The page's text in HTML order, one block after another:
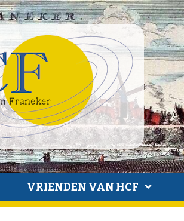
VRIENDEN VAN HCF